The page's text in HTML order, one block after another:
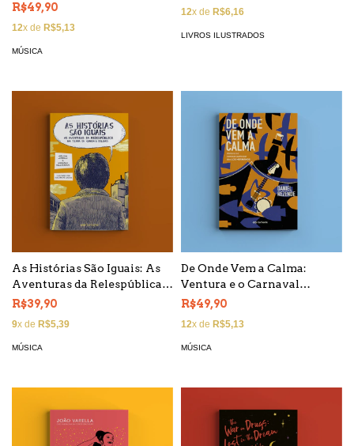
R$49,90
12x de R$5,13
MÚSICA
12x de R$6,16
LIVROS ILUSTRADOS
As Histórias São Iguais: As
Aventuras da Relespública
na Terra da Garoa e Solidão
R$39,90
9x de R$5,39
MÚSICA
De Onde Vem a Calma:
Ventura e o Carnaval
Particular dos Los
R$49,90
12x de R$5,13
MÚSICA